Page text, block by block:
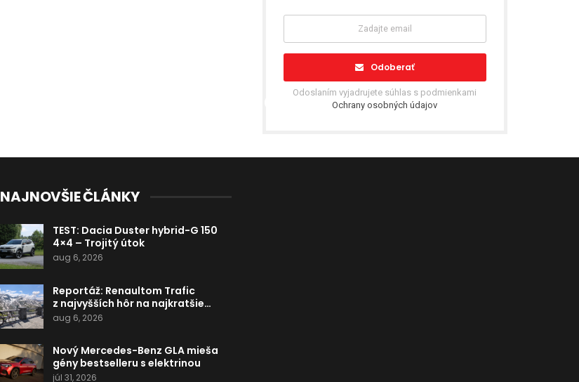
Odoberať
Odoslaním vyjadrujete súhlas s podmienkami
Ochrany osobných údajov
NAJNOVŠIE ČLÁNKY
TEST: Dacia Duster hybrid-G 150
4×4 – Trojitý útok
aug 6, 2026
Reportáž: Renaultom Trafic
z najvyšších hôr na najkratšie…
aug 6, 2026
Nový Mercedes-Benz GLA mieša
gény bestselleru s elektrinou
júl 31, 2026